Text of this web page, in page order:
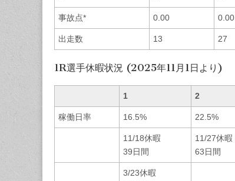
事故点* 0.00 0.00
出走数 13 27
1R選手休暇状況 (2025年11月1日より)
1 2
稼働日率 16.5% 22.5%
11/18休暇
39日間
11/27休暇
63日間
3/23休暇